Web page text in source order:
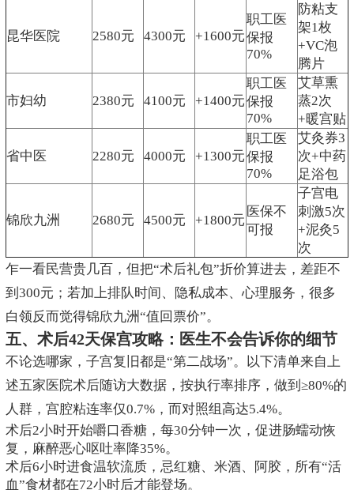
昆华医院 2580元 4300元 +1600元
职工医
保报
70%
防粘支
架1枚
+VC泡
腾片
市妇幼 2380元 4100元 +1400元
职工医
保报
70%
艾草熏
蒸2次
+暖宫贴
省中医 2280元 4000元 +1300元
职工医
保报
70%
艾灸券3
次+中药
足浴包
锦欣九洲 2680元 4500元 +1800元
医保不
可报
子宫电
刺激5次
+泥灸5
次
乍一看民营贵几百，但把“术后礼包”折价算进去，差距不
到300元；若加上排队时间、隐私成本、心理服务，很多
白领反而觉得锦欣九洲“值回票价”。
五、术后42天保宫攻略：医生不会告诉你的细节
不论选哪家，子宫复旧都是“第二战场”。以下清单来自上
述五家医院术后随访大数据，按执行率排序，做到≥80%的
人群，宫腔粘连率仅0.7%，而对照组高达5.4%。
术后2小时开始嚼口香糖，每30分钟一次，促进肠蠕动恢
复，麻醉恶心呕吐率降35%。
术后6小时进食温软流质，忌红糖、米酒、阿胶，所有“活
血”食材都在72小时后才能登场。